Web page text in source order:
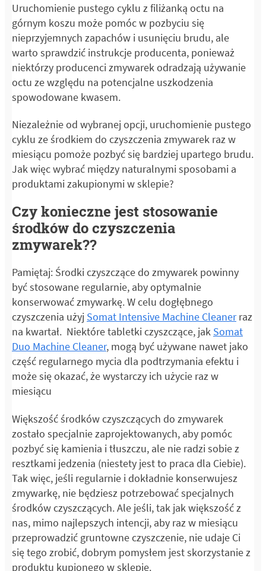
Uruchomienie pustego cyklu z filiżanką octu na
górnym koszu może pomóc w pozbyciu się
nieprzyjemnych zapachów i usunięciu brudu, ale
warto sprawdzić instrukcje producenta, ponieważ
niektórzy producenci zmywarek odradzają używanie
octu ze względu na potencjalne uszkodzenia
spowodowane kwasem.
Niezależnie od wybranej opcji, uruchomienie pustego
cyklu ze środkiem do czyszczenia zmywarek raz w
miesiącu pomoże pozbyć się bardziej upartego brudu.
Jak więc wybrać między naturalnymi sposobami a
produktami zakupionymi w sklepie?
Czy konieczne jest stosowanie
środków do czyszczenia
zmywarek??
Pamiętaj: Środki czyszczące do zmywarek powinny
być stosowane regularnie, aby optymalnie
konserwować zmywarkę. W celu dogłębnego
czyszczenia użyj Somat Intensive Machine Cleanerraz
na kwartał. Niektóre tabletki czyszczące, jak Somat
Duo Machine Cleaner, mogą być używane nawet jako
część regularnego mycia dla podtrzymania efektu i
może się okazać, że wystarczy ich użycie raz w
miesiącu
Większość środków czyszczących do zmywarek
zostało specjalnie zaprojektowanych, aby pomóc
pozbyć się kamienia i tłuszczu, ale nie radzi sobie z
resztkami jedzenia (niestety jest to praca dla Ciebie).
Tak więc, jeśli regularnie i dokładnie konserwujesz
zmywarkę, nie będziesz potrzebować specjalnych
środków czyszczących. Ale jeśli, tak jak większość z
nas, mimo najlepszych intencji, aby raz w miesiącu
przeprowadzić gruntowne czyszczenie, nie udaje Ci
się tego zrobić, dobrym pomysłem jest skorzystanie z
produktu kupionego w sklepie.